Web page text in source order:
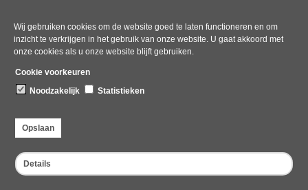
Wij gebruiken cookies om de website goed te laten functioneren en om
inzicht te verkrijgen in het gebruik van onze website. U gaat akkoord met
onze cookies als u onze website blijft gebruiken.
Cookie voorkeuren
Noodzakelijk
Statistieken
Opslaan
Details
Bezoekadres
Dampten 2, 1624 NR Hoorn
Postbus 2095, 1620 EB Hoorn
Openingstijden kantoor
Maandag tot en met vrijdag*
van 08:00 tot 16:30